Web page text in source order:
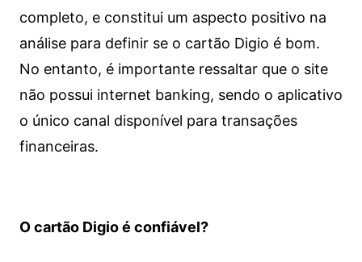
completo, e constitui um aspecto positivo na
análise para definir se o cartão Digio é bom.
No entanto, é importante ressaltar que o site
não possui internet banking, sendo o aplicativo
o único canal disponível para transações
financeiras.
O cartão Digio é confiável?